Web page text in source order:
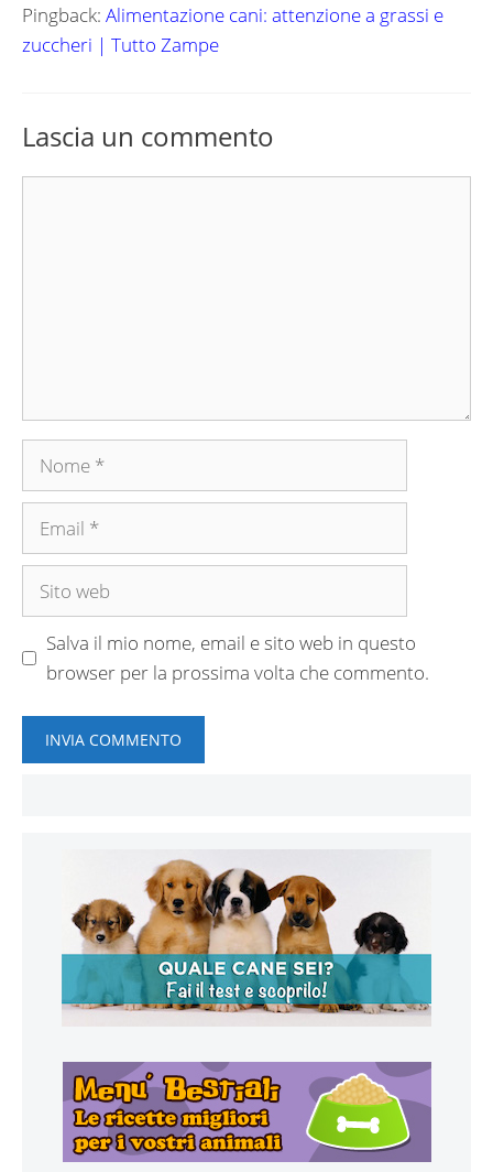
Pingback: Alimentazione cani: attenzione a grassi e
zuccheri | Tutto Zampe
Lascia un commento
Nome
Email
Sito
Salva il mio nome, email e sito web in questo
browser per la prossima volta che commento.